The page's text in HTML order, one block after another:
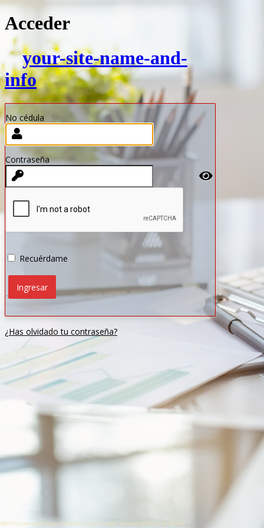
Acceder
your-site-name-and-
info
No cédula
Contraseña
Recuérdame
¿Has olvidado tu contraseña?